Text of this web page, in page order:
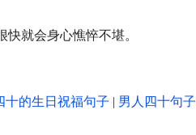
就会身心憔悴不堪。
十的生日祝福句子 | 男人四十句子